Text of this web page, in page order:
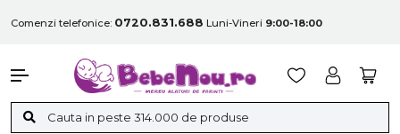
Comenzi telefonice: 0720.831.688 Luni-Vineri 9:00-18:00